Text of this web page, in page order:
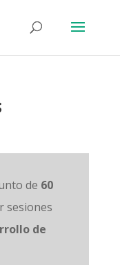
de 60
sesiones
de